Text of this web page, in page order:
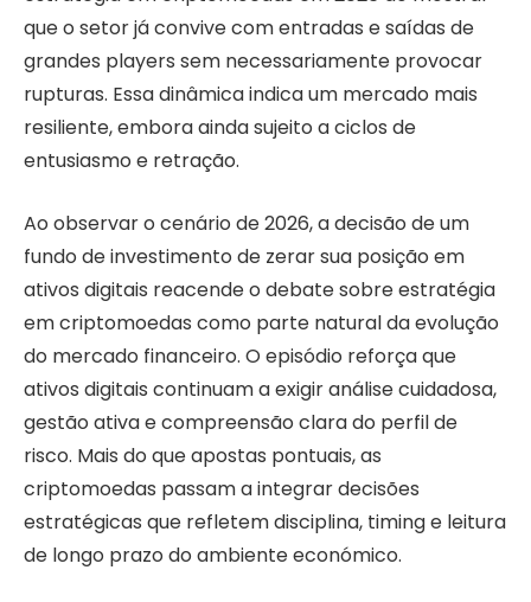
que o setor já convive com entradas e saídas de
grandes players sem necessariamente provocar
rupturas. Essa dinâmica indica um mercado mais
resiliente, embora ainda sujeito a ciclos de
entusiasmo e retração.
Ao observar o cenário de 2026, a decisão de um
fundo de investimento de zerar sua posição em
ativos digitais reacende o debate sobre estratégia
em criptomoedas como parte natural da evolução
do mercado financeiro. O episódio reforça que
ativos digitais continuam a exigir análise cuidadosa,
gestão ativa e compreensão clara do perfil de
risco. Mais do que apostas pontuais, as
criptomoedas passam a integrar decisões
estratégicas que refletem disciplina, timing e leitura
de longo prazo do ambiente económico.